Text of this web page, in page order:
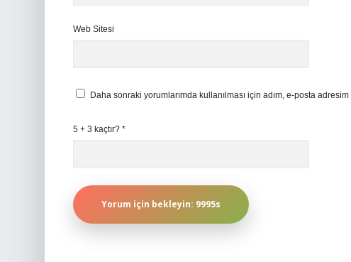
Web Sitesi
Daha sonraki yorumlarımda kullanılması için adım, e-posta
5 + 3 kaçtır? *